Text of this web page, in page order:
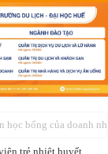
học bổng của doanh
trẻ nhiệt huyết